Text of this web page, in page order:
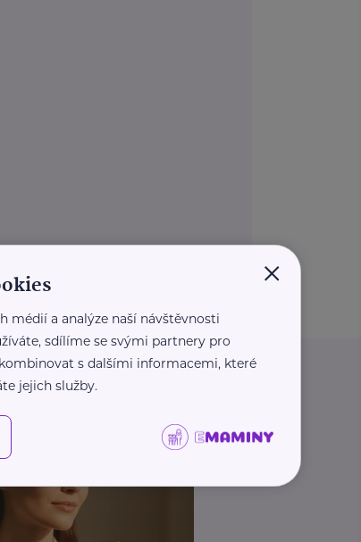
×
médií a analýze naší návštěvnosti
sdílíme se svými partnery pro
s dalšími informacemi, které
jejich služby.